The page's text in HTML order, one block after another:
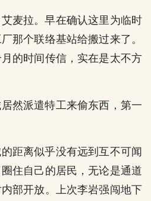
麦拉。早在确认这里为临时
那个联络基站给搬过来了。
的时间传信，实在是太不方
然派遣特工来偷东西，第一
距离似乎没有远到互不可闻
住自己的居民，无论是通道
部开放。上次李岩强闯地下